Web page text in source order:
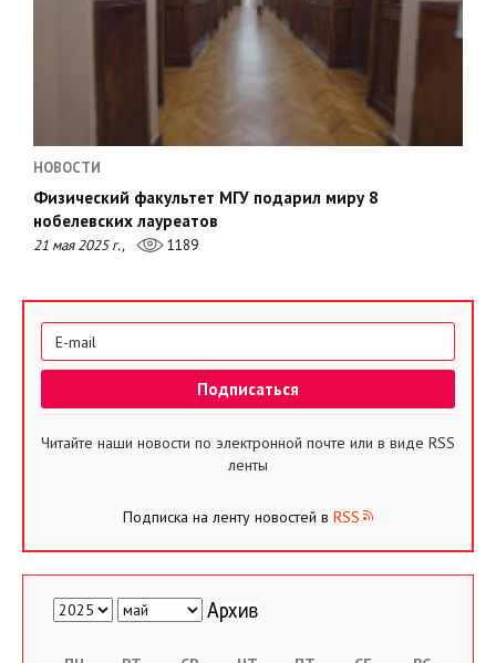
НОВОСТИ
Физический факультет МГУ подарил миру 8
нобелевских лауреатов
21 мая 2025 г., 1189
Читайте наши новости по электронной почте или в виде RSS
ленты
Подписка на ленту новостей в RSS